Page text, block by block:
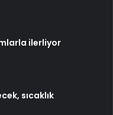
ilerliyor
sıcaklık